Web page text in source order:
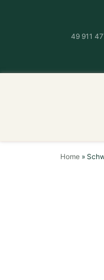
49 911
Home »